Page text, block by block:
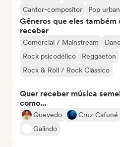
Cantor-compositor
Pop
Gêneros que eles também
receber
Comercial / Mainstream
Rock psicodélico
Reggaeton
Rock & Roll / Rock Clássico
Quer receber música
como...
Quevedo Cruz Cafuné
Galindo